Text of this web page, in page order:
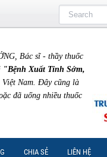
Bác sĩ - thầy thuốc
"Bệnh Xuất Tinh Sớm,
Nam. Đây cũng là
đã uống nhiều thuốc
CHIA SẺ LIÊN HỆ